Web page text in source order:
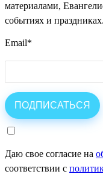
материалами,
событиях и праздниках.
Email*
Даю свое согласие на
соответствии с